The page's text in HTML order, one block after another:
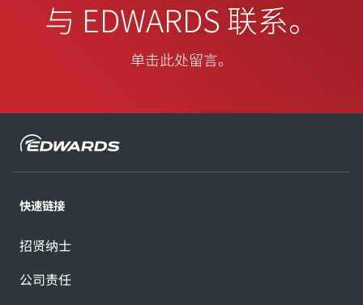
与 EDWARDS 联系。
单击此处留言。
快速链接
招贤纳士
公司责任